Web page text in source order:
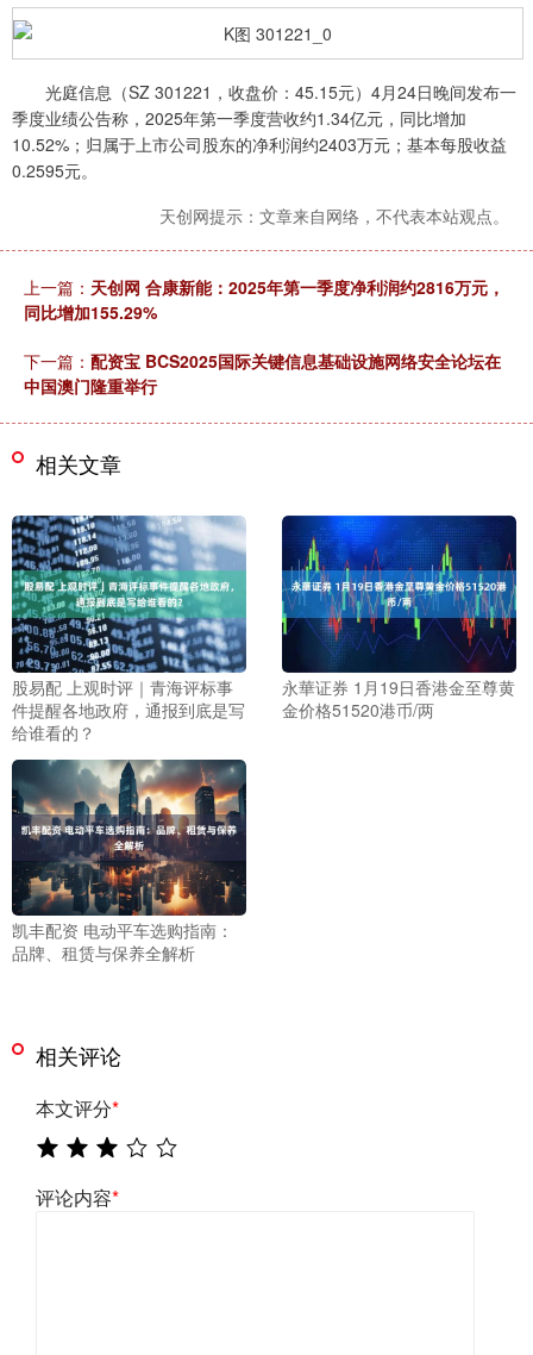
光庭信息（SZ 301221，收盘价：45.15元）4月24日晚间发布一
季度业绩公告称，2025年第一季度营收约1.34亿元，同比增加
10.52%；归属于上市公司股东的净利润约2403万元；基本每股收益
0.2595元。
天创网提示：文章来自网络，不代表本站观点。
上一篇： 天创网 合康新能：2025年第一季度净利润约2816万元，
同比增加155.29%
下一篇： 配资宝 BCS2025国际关键信息基础设施网络安全论坛在
中国澳门隆重举行
相关文章
股易配 上观时评｜青海评标事
件提醒各地政府，通报到底是写
给谁看的？
永華证券 1月19日香港金至尊黄
金价格51520港币/两
凯丰配资 电动平车选购指南：
品牌、租赁与保养全解析
相关评论
本文评分*
评论内容*